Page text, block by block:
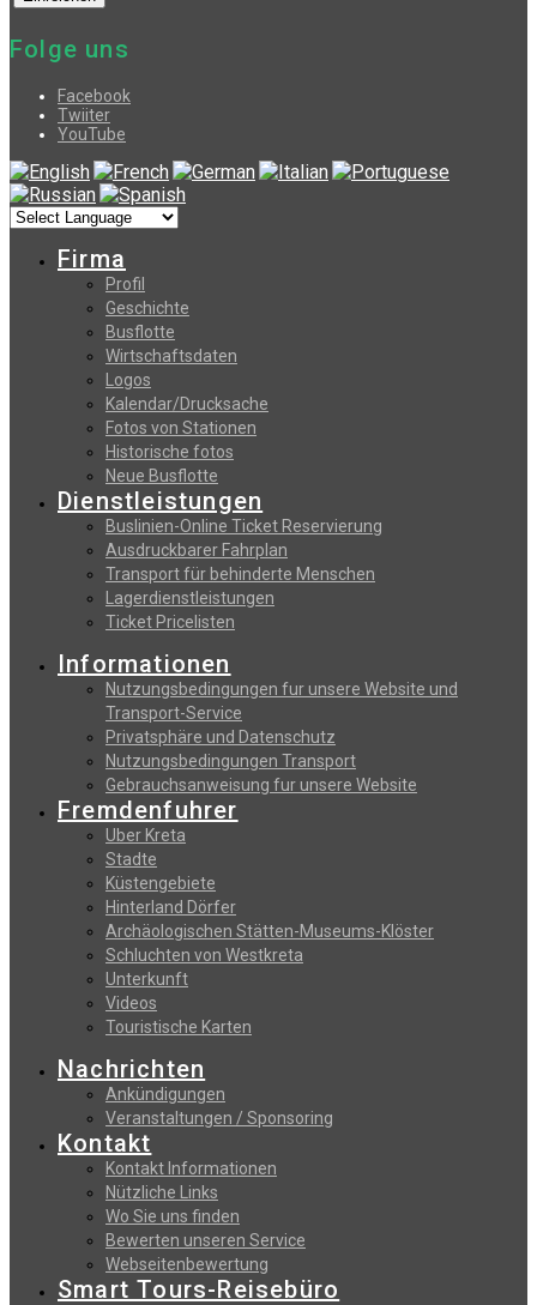
Folge uns
Facebook
Twiiter
YouTube
Firma
Profil
Geschichte
Busflotte
Wirtschaftsdaten
Logos
Kalendar/Drucksache
Fotos von Stationen
Historische fotos
Neue Busflotte
Dienstleistungen
Buslinien-Online Ticket Reservierung
Αusdruckbarer Fahrplan
Transport für behinderte Menschen
Lagerdienstleistungen
Ticket Pricelisten
Informationen
Nutzungsbedingungen fur unsere Website und
Transport-Service
Privatsphäre und Datenschutz
Nutzungsbedingungen Transport
Gebrauchsanweisung fur unsere Website
Fremdenfuhrer
Uber Kreta
Stadte
Küstengebiete
Hinterland Dörfer
Archäologischen Stätten-Museums-Klöster
Schluchten von Westkreta
Unterkunft
Videos
Touristische Karten
Nachrichten
Ankündigungen
Veranstaltungen / Sponsoring
Kontakt
Kontakt Informationen
Nützliche Links
Wo Sie uns finden
Bewerten unseren Service
Webseitenbewertung
Smart Tours-Reisebüro